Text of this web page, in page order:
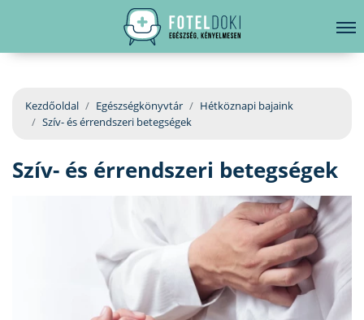
EGÉSZSÉGKÖNYVTÁR
ÜGYELETKERESŐ
hirdetés
Kezdőoldal Egészségkönyvtár
Hétköznapi bajaink
Szív- és érrendszeri betegségek
Szív- és érrendszeri betegségek